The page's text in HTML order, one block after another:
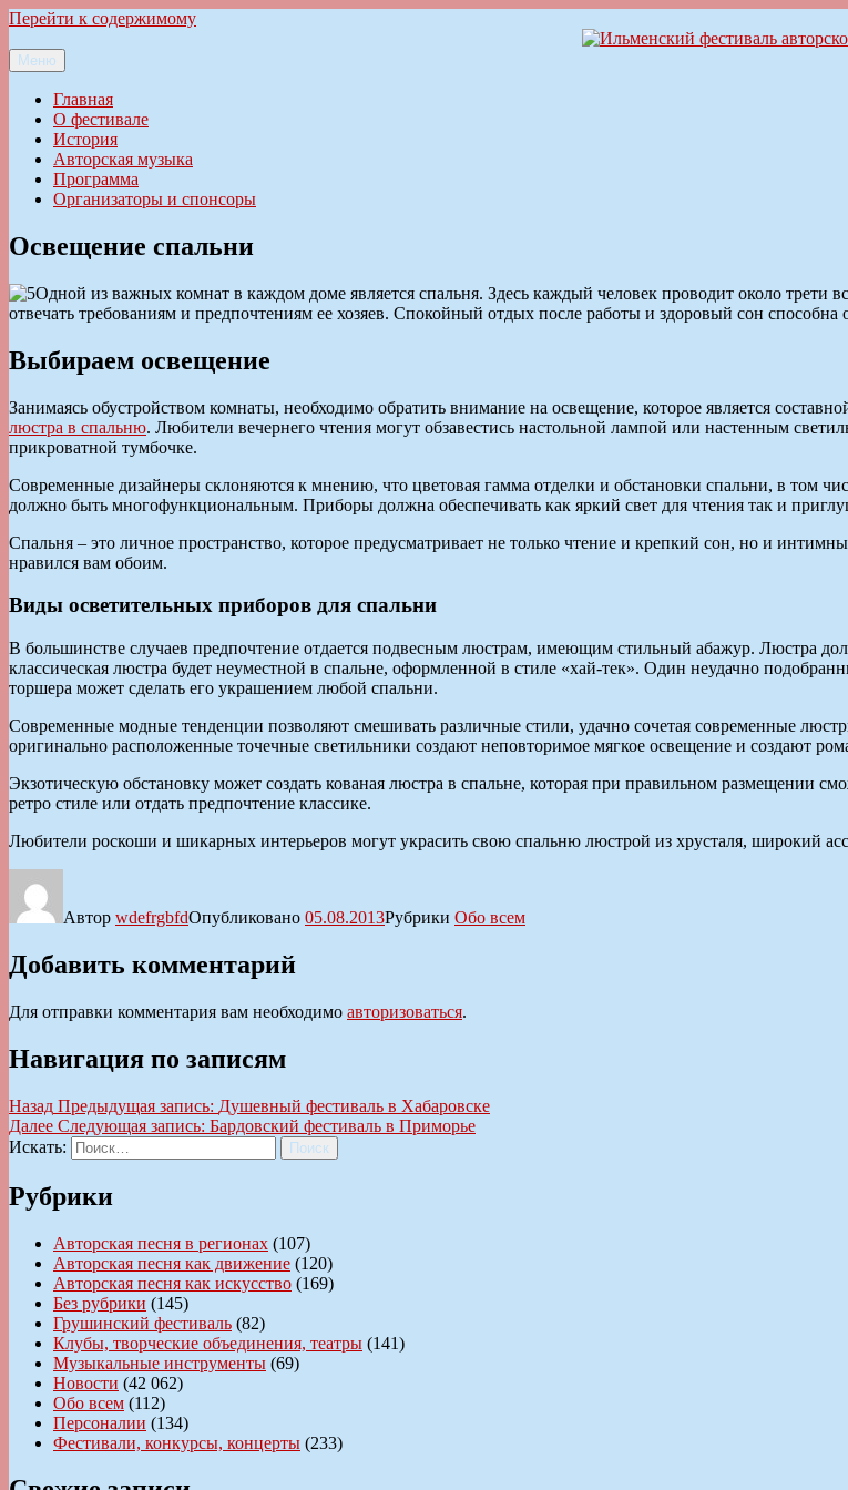
Перейти к содержимому
Ильменский фестиваль авторской песни
Меню
Главная
О фестивале
История
Авторская музыка
Программа
Организаторы и спонсоры
Освещение спальни
Одной из важных комнат в каждом доме является спальня. Здесь каждый человек проводит около
отвечать требованиям и предпочтениям ее хозяев. Спокойный отдых после работы и здоровый сон способна
Выбираем освещение
Занимаясь обустройством комнаты, необходимо обратить внимание на освещение, которое является
люстра в спальню. Любители вечернего чтения могут обзавестись настольной лампой или настенным
прикроватной тумбочке.
Современные дизайнеры склоняются к мнению, что цветовая гамма отделки и обстановки спальни, в том
должно быть многофункциональным. Приборы должна обеспечивать как яркий свет для чтения так и
Спальня – это личное пространство, которое предусматривает не только чтение и крепкий сон, но и
нравился вам обоим.
Виды осветительных приборов для спальни
В большинстве случаев предпочтение отдается подвесным люстрам, имеющим стильный абажур. Люстра
классическая люстра будет неуместной в спальне, оформленной в стиле «хай-тек». Один неудачно
торшера может сделать его украшением любой спальни.
Современные модные тенденции позволяют смешивать различные стили, удачно сочетая современные
оригинально расположенные точечные светильники создают неповторимое мягкое освещение и создают
Экзотическую обстановку может создать кованая люстра в спальне, которая при правильном размещении
ретро стиле или отдать предпочтение классике.
Любители роскоши и шикарных интерьеров могут украсить свою спальню люстрой из хрусталя, широкий
Автор wdefrgbfdОпубликовано 05.08.2013Рубрики Обо всем
Добавить комментарий
Для отправки комментария вам необходимо авторизоваться.
Навигация по записям
Назад Предыдущая запись: Душевный фестиваль в Хабаровске
Далее Следующая запись: Бардовский фестиваль в Приморье
Искать:
Поиск
Рубрики
Авторская песня в регионах (107)
Авторская песня как движение (120)
Авторская песня как искусство (169)
Без рубрики (145)
Грушинский фестиваль (82)
Клубы, творческие объединения, театры (141)
Музыкальные инструменты (69)
Новости (42 062)
Обо всем (112)
Персоналии (134)
Фестивали, конкурсы, концерты (233)